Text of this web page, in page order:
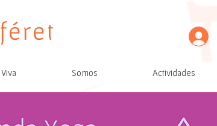
Somos Actividades